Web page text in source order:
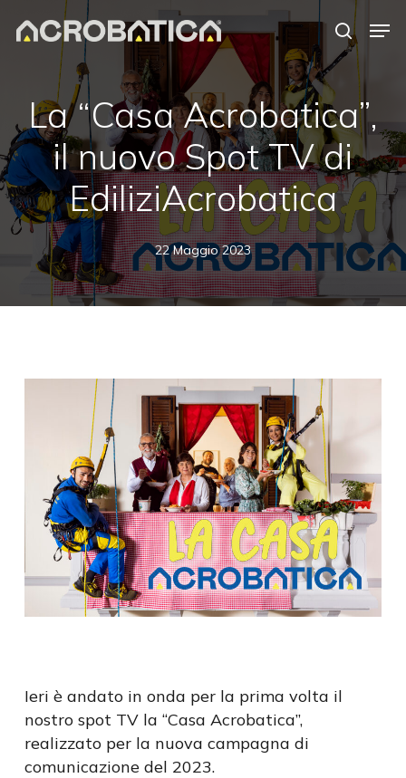
content
search
La “Casa Acrobatica”,
il nuovo Spot TV di
EdiliziAcrobatica
22 Maggio 2023
Ieri è andato in onda per la prima volta il
nostro spot TV la “Casa Acrobatica”,
realizzato per la nuova campagna di
comunicazione del 2023.